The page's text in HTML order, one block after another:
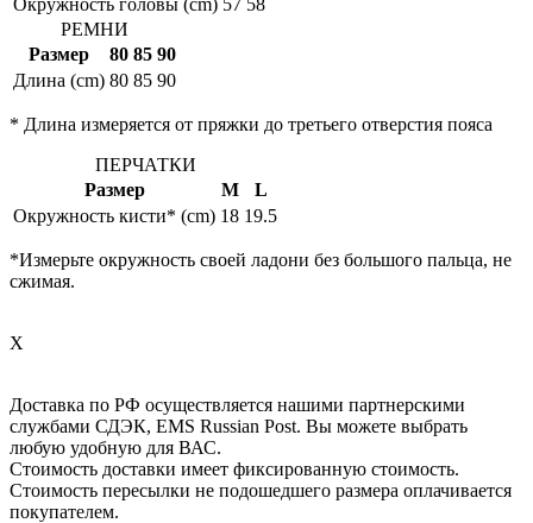
Окружность головы (cm) 57 58
РЕМНИ
Размер
80 85 90
Длина (cm) 80 85 90
* Длина измеряется от пряжки до третьего отверстия пояса
ПЕРЧАТКИ
Размер
M
L
Окружность кисти* (cm) 18 19.5
*Измерьте окружность своей ладони без большого пальца, не
сжимая.
X
Доставка по РФ осуществляется нашими партнерскими
службами СДЭК, EMS Russian Post. Вы можете выбрать
любую удобную для ВАС.
Стоимость доставки имеет фиксированную стоимость.
Стоимость пересылки не подошедшего размера оплачивается
покупателем.